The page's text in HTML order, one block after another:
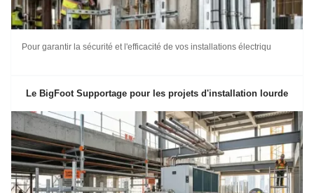
Pour garantir la sécurité et l'efficacité de vos installations électriqu
Le BigFoot Supportage pour les projets d'installation lourde